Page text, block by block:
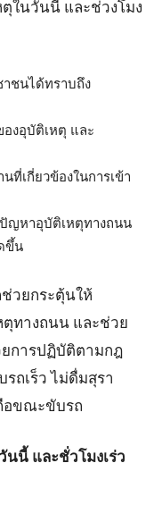
ในวันนี้ และช่วงโมง
ชนได้ทราบถึง
งอุบัติเหตุ และ
ที่เกี่ยวข้องในการเข้า
ญหาอุบัติเหตุทางถนน
ขึ้น
วยกระตุ้นให้
ทางถนน และช่วย
การปฏิบัติตามกฎ
ถเร็ว ไม่ดื่มสุรา
อขณะขับรถ
นี้ และชั่วโมงเร่ว